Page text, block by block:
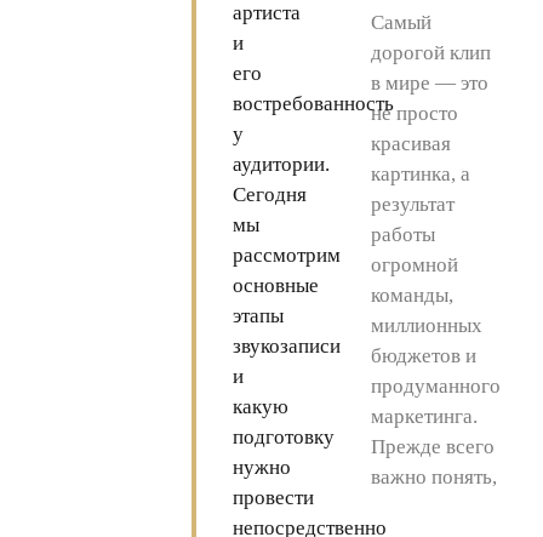
артиста
и
его
востребованность
у
аудитории.
Сегодня
мы
рассмотрим
основные
этапы
звукозаписи
и
какую
подготовку
нужно
провести
непосредственно
Самый
дорогой клип
в мире — это
не просто
красивая
картинка, а
результат
работы
огромной
команды,
миллионных
бюджетов и
продуманного
маркетинга.
Прежде всего
важно понять,